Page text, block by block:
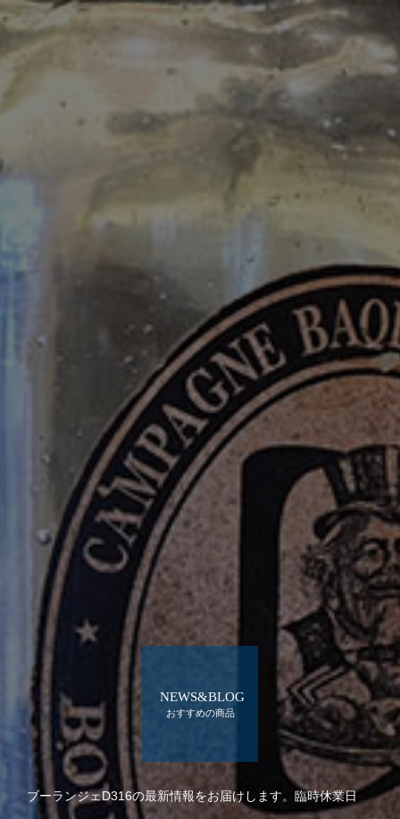
NEWS&BLOG
おすすめの商品
ブーランジェD316の最新情報をお届けします。臨時休業日